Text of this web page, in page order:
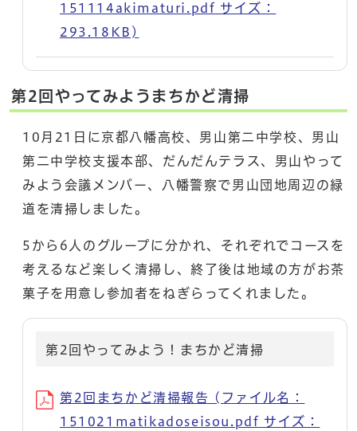
151114akimaturi.pdf サイズ：
293.18KB)
第2回やってみようまちかど清掃
10月21日に京都八幡高校、男山第二中学校、男山
第二中学校支援本部、だんだんテラス、男山やって
みよう会議メンバー、八幡警察で男山団地周辺の緑
道を清掃しました。
5から6人のグループに分かれ、それぞれでコースを
考えるなど楽しく清掃し、終了後は地域の方がお茶
菓子を用意し参加者をねぎらってくれました。
第2回やってみよう！まちかど清掃
第2回まちかど清掃報告 (ファイル名：
151021matikadoseisou.pdf サイズ：